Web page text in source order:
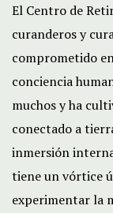
El Centro de
curanderos y
comprometido
conciencia
muchos y ha
conectado a
inmersión
tiene un vórtice
experimentar la